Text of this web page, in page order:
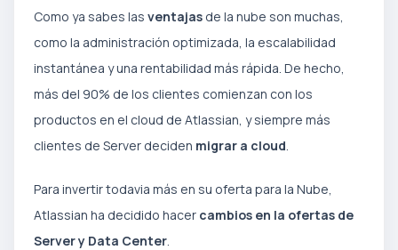
Como ya sabes las ventajas de la nube son muchas,
como la administración optimizada, la escalabilidad
instantánea y una rentabilidad más rápida. De hecho,
más del 90% de los clientes comienzan con los
productos en el cloud de Atlassian, y siempre más
clientes de Server deciden migrar a cloud.
Para invertir todavia más en su oferta para la Nube,
Atlassian ha decidido hacer cambios en la ofertas de
Server y Data Center.